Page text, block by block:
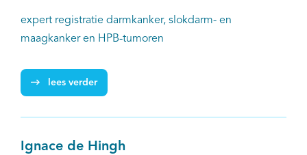
expert registratie darmkanker, slokdarm- en
maagkanker en HPB-tumoren
lees verder
Ignace de Hingh